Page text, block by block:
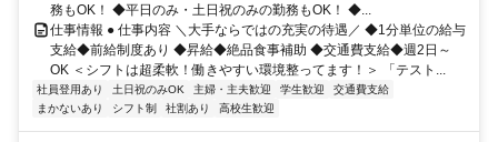
務もOK！ ◆平日のみ・土日祝のみの勤務もOK！ ◆...
仕事情報 ● 仕事内容 ＼大手ならではの充実の待遇／ ◆1分単位の給与
支給◆前給制度あり ◆昇給◆絶品食事補助 ◆交通費支給◆週2日～
OK ＜シフトは超柔軟！働きやすい環境整ってます！＞ 「テスト...
社員登用あり 土日祝のみOK 主婦・主夫歓迎 学生歓迎
交通費支給
まかないあり
シフト制 社割あり 高校生歓迎